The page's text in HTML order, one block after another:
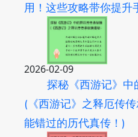
用！这些攻略带你提升
2026-02-09
探秘《西游记》
(《西游记》之释厄传
能错过的历代真传！)